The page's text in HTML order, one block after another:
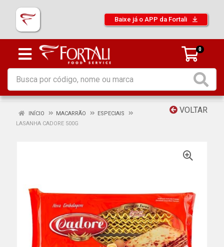
Baixe já o APP da Fortali
0
VOLTAR
INÍCIO MACARRÃO
ESPECIAIS
LASANHA CADORE 500G